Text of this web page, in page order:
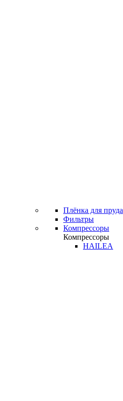
Плёнка для пруда
Фильтры
Компрессоры
Компрессоры
HAILEA